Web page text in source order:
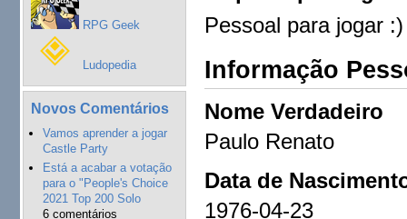
RPG Geek
Ludopedia
Novos Comentários
Vamos aprender a jogar
Castle Party
Está a acabar a votação
para o "People's Choice
2021 Top 200 Solo
6 comentários
Pessoal para jogar :)
Informação
Nome Verdadeiro
Paulo Renato
Data de
1976-04-23